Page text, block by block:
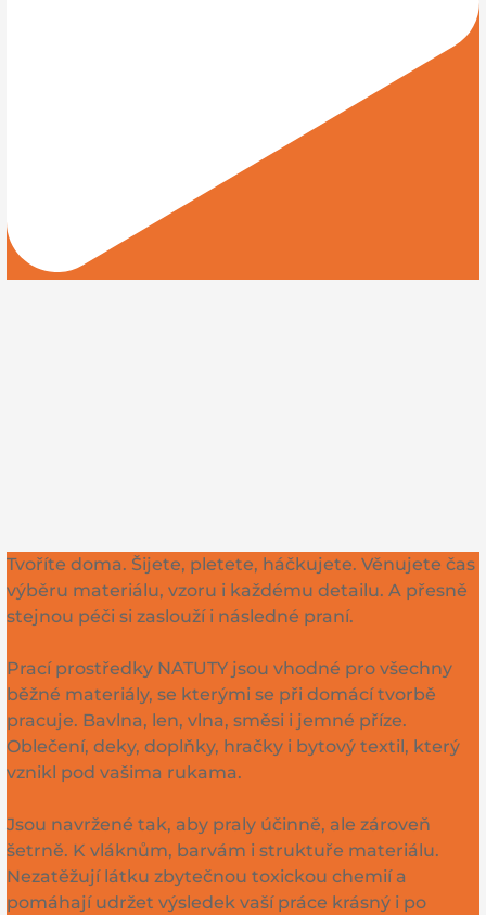
Tvoříte doma. Šijete, pletete, háčkujete. Věnujete čas
výběru materiálu, vzoru i každému detailu. A přesně
stejnou péči si zaslouží i následné praní.
Prací prostředky NATUTY jsou vhodné pro všechny
běžné materiály, se kterými se při domácí tvorbě
pracuje. Bavlna, len, vlna, směsi i jemné příze.
Oblečení, deky, doplňky, hračky i bytový textil, který
vznikl pod vašima rukama.
Jsou navržené tak, aby praly účinně, ale zároveň
šetrně. K vláknům, barvám i struktuře materiálu.
Nezatěžují látku zbytečnou toxickou chemií a
pomáhají udržet výsledek vaší práce krásný i po